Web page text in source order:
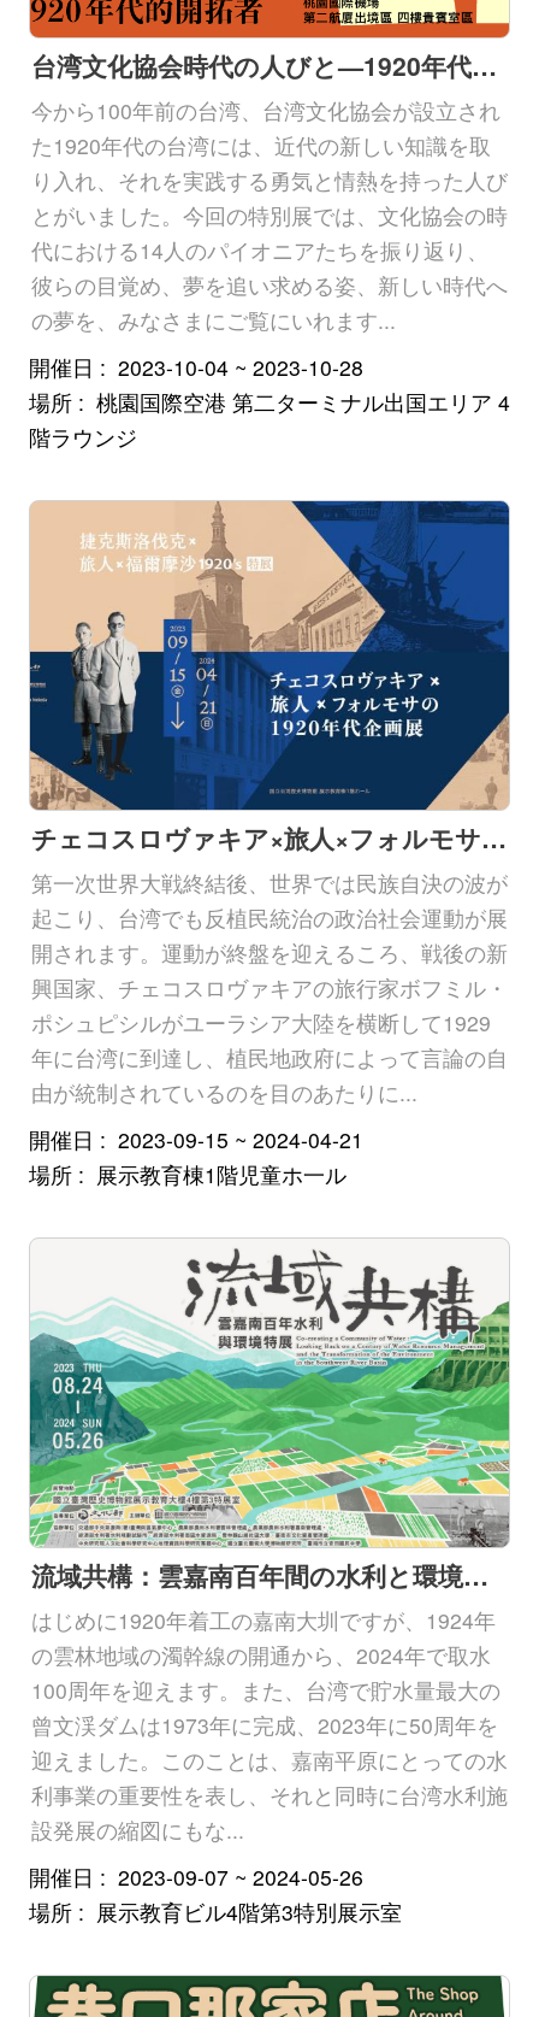
台湾文化協会時代の人びと—1920年代のパイオニア
今から100年前の台湾、台湾文化協会が設立され
た1920年代の台湾には、近代の新しい知識を取
り入れ、それを実践する勇気と情熱を持った人び
とがいました。今回の特別展では、文化協会の時
代における14人のパイオニアたちを振り返り、
彼らの目覚め、夢を追い求める姿、新しい時代へ
の夢を、みなさまにご覧にいれます...
開催日
2023-10-04 ~ 2023-10-28
場所
桃園国際空港 第二ターミナル出国エリア 4
階ラウンジ
チェコスロヴァキア×旅人×フォルモサの1920年代 企画展
第一次世界大戦終結後、世界では民族自決の波が
起こり、台湾でも反植民統治の政治社会運動が展
開されます。運動が終盤を迎えるころ、戦後の新
興国家、チェコスロヴァキアの旅行家ボフミル・
ポシュピシルがユーラシア大陸を横断して1929
年に台湾に到達し、植民地政府によって言論の自
由が統制されているのを目のあたりに...
開催日
2023-09-15 ~ 2024-04-21
場所
展示教育棟1階児童ホ一ル
流域共構：雲嘉南百年間の水利と環境特別展
はじめに1920年着工の嘉南大圳ですが、1924年
の雲林地域の濁幹線の開通から、2024年で取水
100周年を迎えます。また、台湾で貯水量最大の
曾文渓ダムは1973年に完成、2023年に50周年を
迎えました。このことは、嘉南平原にとっての水
利事業の重要性を表し、それと同時に台湾水利施
設発展の縮図にもな...
開催日
2023-09-07 ~ 2024-05-26
場所
展示教育ビル4階第3特別展示室